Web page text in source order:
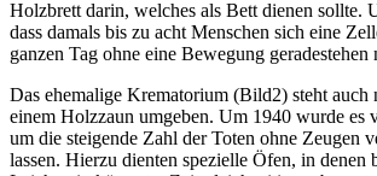
Holzbrett darin, welches als Bett dienen sollte.
dass damals bis zu acht Menschen sich eine
ganzen Tag ohne eine Bewegung geradestehen
Das ehemalige Krematorium (Bild2) steht auch
einem Holzzaun umgeben. Um 1940 wurde es
um die steigende Zahl der Toten ohne Zeugen
lassen. Hierzu dienten spezielle Öfen, in denen